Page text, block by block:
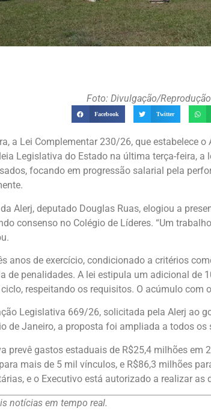
Foto: Divulgação/Reprodução
Facebook Twitter
a Lei Complementar 230/26, que estabelece
Legislativa do Estado na última terça-feira,
focando em progressão salarial pela
Alerj, deputado Douglas Ruas, elogiou a
consenso no Colégio de Líderes. “Um
anos de exercício, condicionado a critérios
de penalidades. A lei estipula um adicional de
respeitando os requisitos. O acúmulo com
Legislativa 669/26, solicitada pela Alerj ao
de Janeiro, a proposta foi ampliada a todos os
prevê gastos estaduais de R$25,4 milhões em
mais de 5 mil vínculos, e R$86,3 milhões
e o Executivo está autorizado a realizar as
notícias em tempo real.